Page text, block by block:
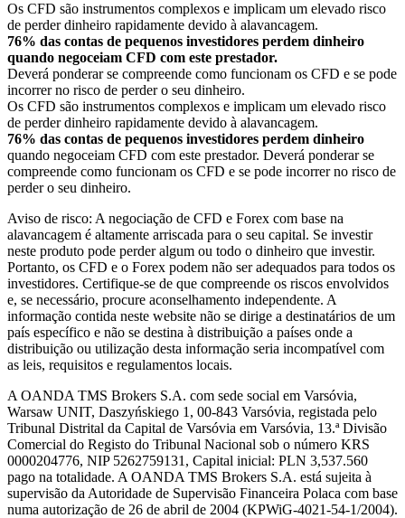
Os CFD são instrumentos complexos e implicam um elevado risco
de perder dinheiro rapidamente devido à alavancagem.
76% das contas de pequenos investidores perdem dinheiro
quando negoceiam CFD com este prestador.
Deverá ponderar se compreende como funcionam os CFD e se pode
incorrer no risco de perder o seu dinheiro.
Os CFD são instrumentos complexos e implicam um elevado risco
de perder dinheiro rapidamente devido à alavancagem.
76% das contas de pequenos investidores perdem dinheiro
quando negoceiam CFD com este prestador. Deverá ponderar se
compreende como funcionam os CFD e se pode incorrer no risco de
perder o seu dinheiro.
Aviso de risco: A negociação de CFD e Forex com base na
alavancagem é altamente arriscada para o seu capital. Se investir
neste produto pode perder algum ou todo o dinheiro que investir.
Portanto, os CFD e o Forex podem não ser adequados para todos os
investidores. Certifique-se de que compreende os riscos envolvidos
e, se necessário, procure aconselhamento independente. A
informação contida neste website não se dirige a destinatários de um
país específico e não se destina à distribuição a países onde a
distribuição ou utilização desta informação seria incompatível com
as leis, requisitos e regulamentos locais.
A OANDA TMS Brokers S.A. com sede social em Varsóvia,
Warsaw UNIT, Daszyńskiego 1, 00-843 Varsóvia, registada pelo
Tribunal Distrital da Capital de Varsóvia em Varsóvia, 13.ª Divisão
Comercial do Registo do Tribunal Nacional sob o número KRS
0000204776, NIP 5262759131, Capital inicial: PLN 3,537.560
pago na totalidade. A OANDA TMS Brokers S.A. está sujeita à
supervisão da Autoridade de Supervisão Financeira Polaca com base
numa autorização de 26 de abril de 2004 (KPWiG-4021-54-1/2004).